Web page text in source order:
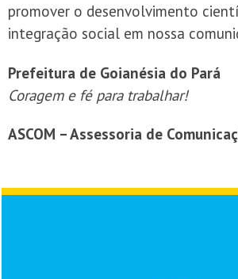
promover o desenvolvimento
integração social em nossa
Prefeitura de Goianésia do Pará
Coragem e fé para trabalhar!
ASCOM – Assessoria de